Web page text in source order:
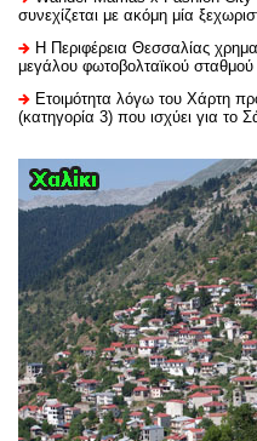
συνεχίζεται με ακόμη μία
H Περιφέρεια Θεσσαλίας
μεγάλου φωτοβολταϊκού
Ετοιμότητα λόγω του Χάρτη
(κατηγορία 3) που ισχύει για το